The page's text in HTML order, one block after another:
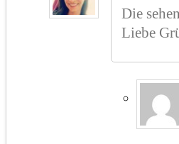
Die
Liebe